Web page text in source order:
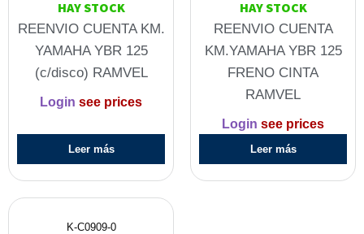
HAY STOCK
REENVIO CUENTA KM.
YAMAHA YBR 125
(c/disco) RAMVEL
Login see prices
Leer más
HAY STOCK
REENVIO CUENTA
KM.YAMAHA YBR 125
FRENO CINTA
RAMVEL
Login see prices
Leer más
K-C0909-0